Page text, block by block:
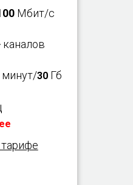
Мбит/с
каналов
30Гб